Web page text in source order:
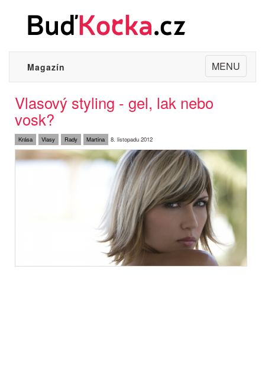
Toggle
navigation
MENU
Magazín
Vlasový styling - gel, lak nebo
vosk?
Krása Vlasy Rady Martina 8. listopadu 2012